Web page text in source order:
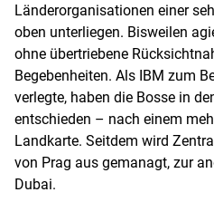
Länderorganisationen einer
oben unterliegen. Bisweilen
ohne übertriebene
Begebenheiten. Als IBM zum
verlegte, haben die Bosse in
entschieden – nach einem
Landkarte. Seitdem wird
von Prag aus gemanagt, zur
Dubai.